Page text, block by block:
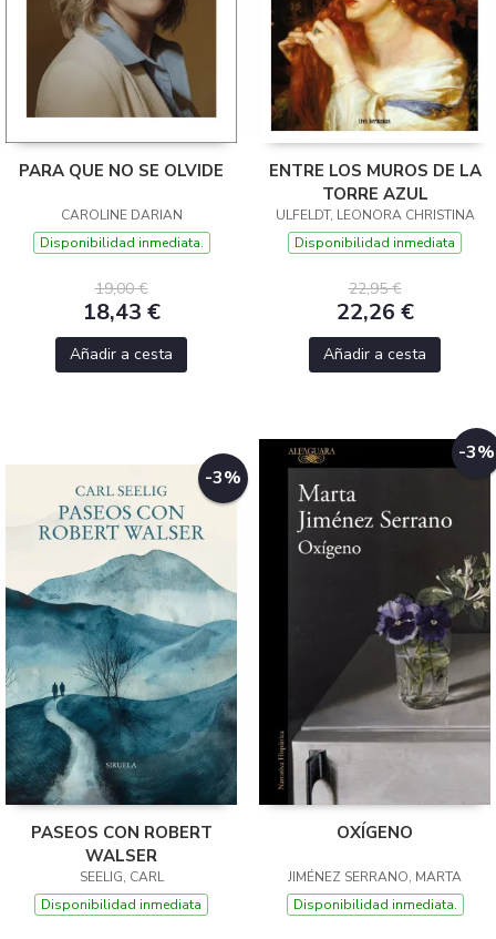
PARA QUE NO SE OLVIDE
CAROLINE DARIAN
Disponibilidad inmediata.
19,00 €
18,43 €
Añadir a cesta
ENTRE LOS MUROS DE LA
TORRE AZUL
ULFELDT, LEONORA CHRISTINA
Disponibilidad inmediata
22,95 €
22,26 €
Añadir a cesta
-3%
PASEOS CON ROBERT
WALSER
SEELIG, CARL
Disponibilidad inmediata
-3%
OXÍGENO
JIMÉNEZ SERRANO, MARTA
Disponibilidad inmediata.